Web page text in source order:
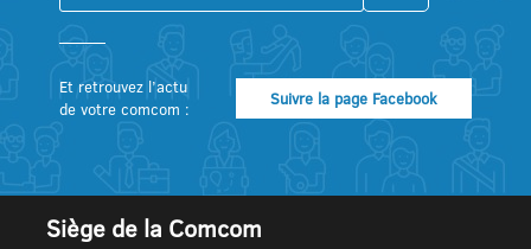
Et retrouvez l’actu
de votre comcom :
Suivre la page Facebook
Siège de la Comcom